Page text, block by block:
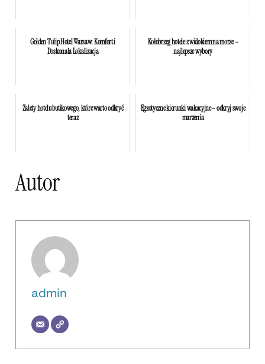
Golden Tulip Hotel Warsaw: Komfort i
Doskonała Lokalizacja
Kołobrzeg hotele z widokiem na morze –
najlepsze wybory
Zalety hotelu butikowego, które warto odkryć
teraz
Egzotyczne kierunki wakacyjne – odkryj swoje
marzenia
Autor
admin